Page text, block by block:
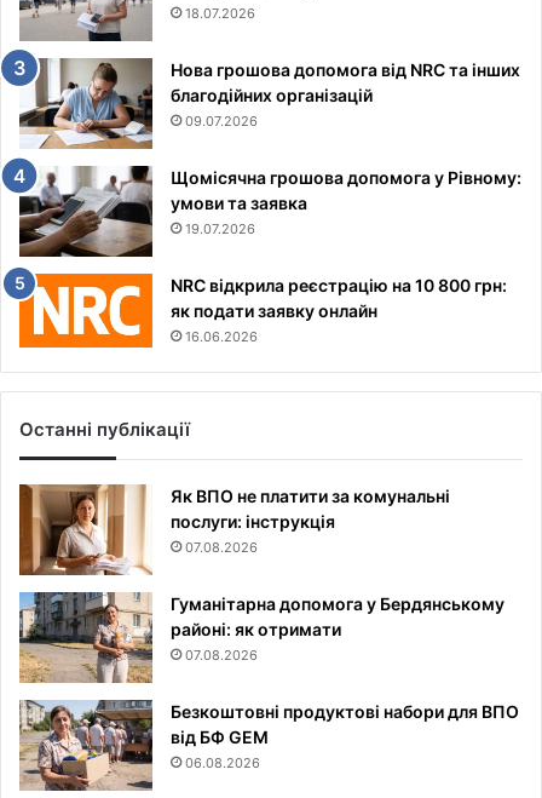
18.07.2026
Нова грошова допомога від NRC та інших
благодійних організацій
09.07.2026
Щомісячна грошова допомога у Рівному:
умови та заявка
19.07.2026
NRC відкрила реєстрацію на 10 800 грн:
як подати заявку онлайн
16.06.2026
Останні публікації
Як ВПО не платити за комунальні
послуги: інструкція
07.08.2026
Гуманітарна допомога у Бердянському
районі: як отримати
07.08.2026
Безкоштовні продуктові набори для ВПО
від БФ GEM
06.08.2026